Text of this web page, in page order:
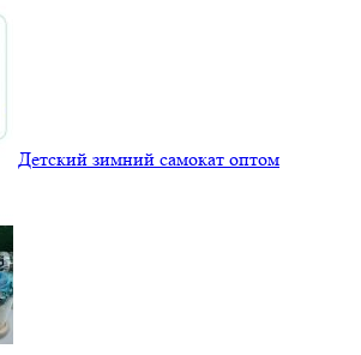
Детский зимний самокат оптом